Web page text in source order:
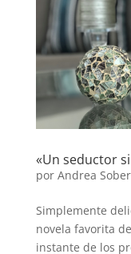
«Un seductor
por Andrea
Simplemente
novela favorita
instante de los